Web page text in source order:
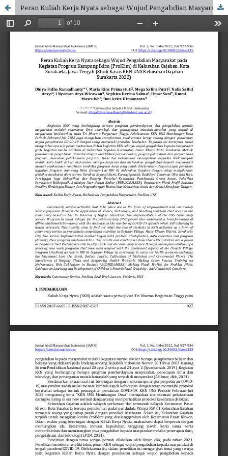
Peran Kuliah Kerja Nyata sebagai Wujud Pengabdian Masyarakat pada Kegiatan Program Kampung Iklim (ProKlim) di Kelurahan Gajahan, Kota Surakarta, Jawa Tengah (Studi Kasus KKN UNS Kelurahan Gajahan Surakarta 2022)